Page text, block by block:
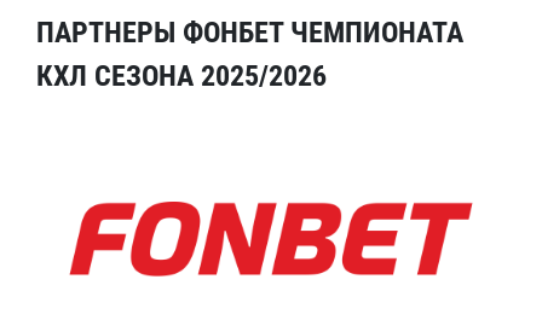
ПАРТНЕРЫ ФОНБЕТ ЧЕМПИОНАТА
КХЛ СЕЗОНА 2025/2026